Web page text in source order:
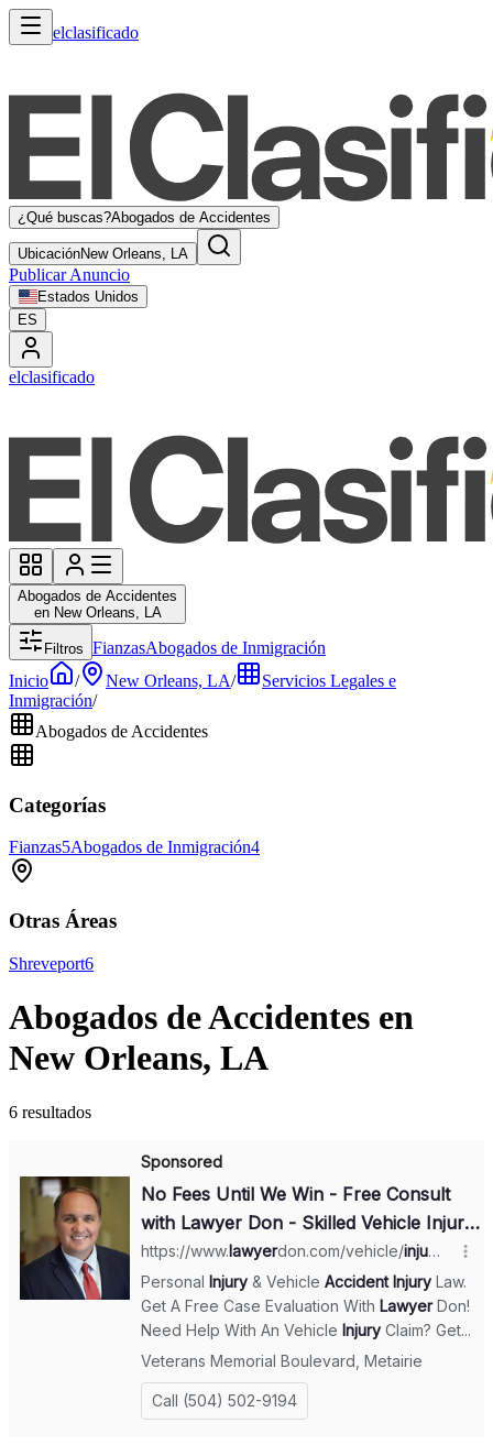
elclasificado
¿Qué buscas?Abogados de Accidentes
UbicaciónNew Orleans, LA
Publicar Anuncio
Estados Unidos
ES
elclasificado
Abogados de Accidentes
en New Orleans, LA
Filtros FianzasAbogados de Inmigración
Inicio
/ New Orleans, LA/
Servicios Legales e
Inmigración/
Abogados de Accidentes
Categorías
Fianzas5Abogados de Inmigración4
Otras Áreas
Shreveport6
Abogados de Accidentes en
New Orleans, LA
6 resultados